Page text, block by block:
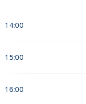
14:00
15:00
16:00